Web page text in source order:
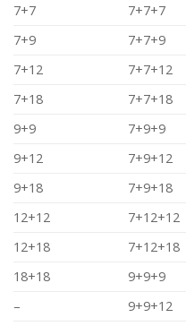
7+7
7+7+7
7+9
7+7+9
7+12
7+7+12
7+18
7+7+18
9+9
7+9+9
9+12
7+9+12
9+18
7+9+18
12+12
7+12+12
12+18
7+12+18
18+18
9+9+9
–
9+9+12